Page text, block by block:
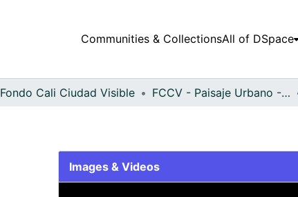
Communities & CollectionsAll of DSpace
Fondo Cali Ciudad Visible FCCV - Paisaje Urbano - Patrimonial
Images & Videos